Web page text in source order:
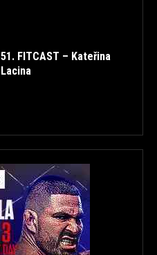
51. FITCAST – Kateřina
Lacina